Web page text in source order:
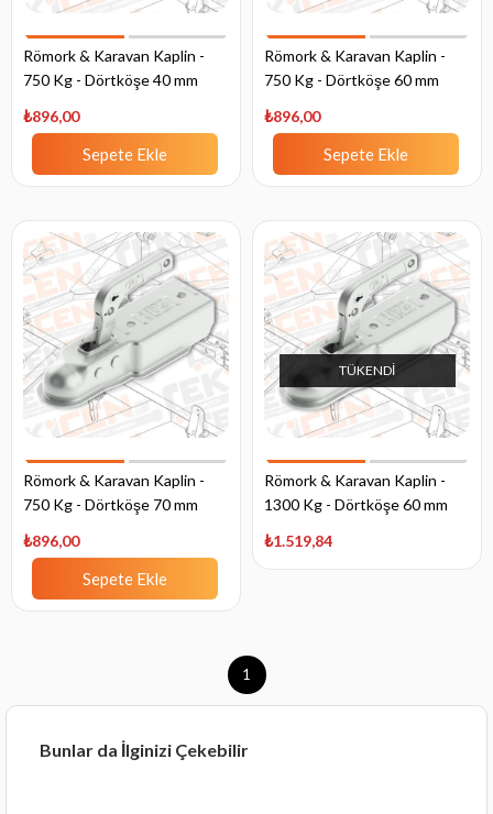
Römork & Karavan Kaplin -
750 Kg - Dörtköşe 40 mm
₺896,00
Sepete Ekle
Römork & Karavan Kaplin -
750 Kg - Dörtköşe 60 mm
₺896,00
Sepete Ekle
Römork & Karavan Kaplin -
750 Kg - Dörtköşe 70 mm
₺896,00
Sepete Ekle
TÜKENDI
Römork & Karavan Kaplin -
1300 Kg - Dörtköşe 60 mm
₺1.519,84
1
Bunlar da İlginizi Çekebilir